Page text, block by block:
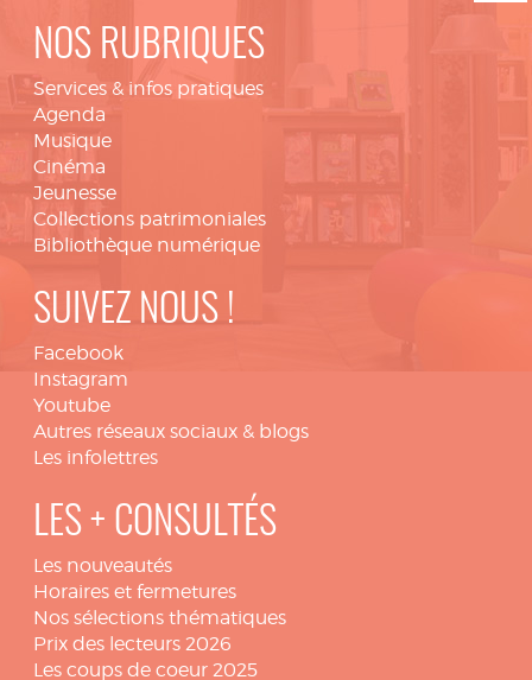
NOS RUBRIQUES
Services & infos pratiques
Agenda
Musique
Cinéma
Jeunesse
Collections patrimoniales
Bibliothèque numérique
SUIVEZ NOUS !
Facebook
Instagram
Youtube
Autres réseaux sociaux & blogs
Les infolettres
LES + CONSULTÉS
Les nouveautés
Horaires et fermetures
Nos sélections thématiques
Prix des lecteurs 2026
Les coups de coeur 2025